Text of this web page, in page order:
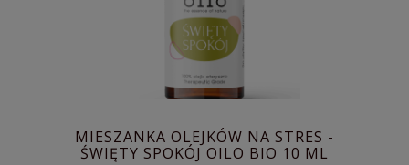
MIESZANKA OLEJKÓW NA STRES -
ŚWIĘTY SPOKÓJ OILO BIO 10 ML